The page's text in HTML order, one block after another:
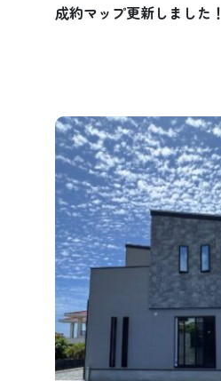
成約マップ更新しました！